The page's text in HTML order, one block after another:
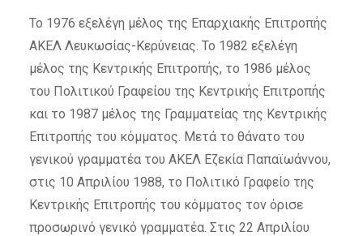
Το 1976 εξελέγη μέλος της Επαρχιακής Επιτροπής
ΑΚΕΛ Λευκωσίας-Κερύνειας. Το 1982 εξελέγη
μέλος της Κεντρικής Επιτροπής, το 1986 μέλος
του Πολιτικού Γραφείου της Κεντρικής Επιτροπής
και το 1987 μέλος της Γραμματείας της Κεντρικής
Επιτροπής του κόμματος. Μετά το θάνατο του
γενικού γραμματέα του ΑΚΕΛ Εζεκία Παπαϊωάννου,
στις 10 Απριλίου 1988, το Πολιτικό Γραφείο της
Κεντρικής Επιτροπής του κόμματος τον όρισε
προσωρινό γενικό γραμματέα. Στις 22 Απριλίου